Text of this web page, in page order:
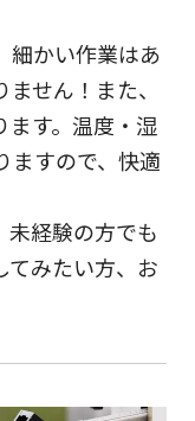
細かい作業はあ
せん！また、
ます。温度・湿
ますので、快適
未経験の方でも
てみたい方、お